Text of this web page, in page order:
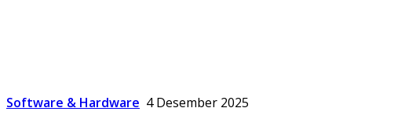
Software & Hardware 4 Desember 2025